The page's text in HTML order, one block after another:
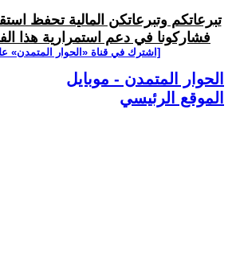
تبرعاتكم وتبرعاتكن المالية تحفظ
فشاركونا في دعم استمرارية هذا
[اشترك في قناة ‫«الحوار المتمدن»
الحوار المتمدن - موبايل
الموقع الرئيسي